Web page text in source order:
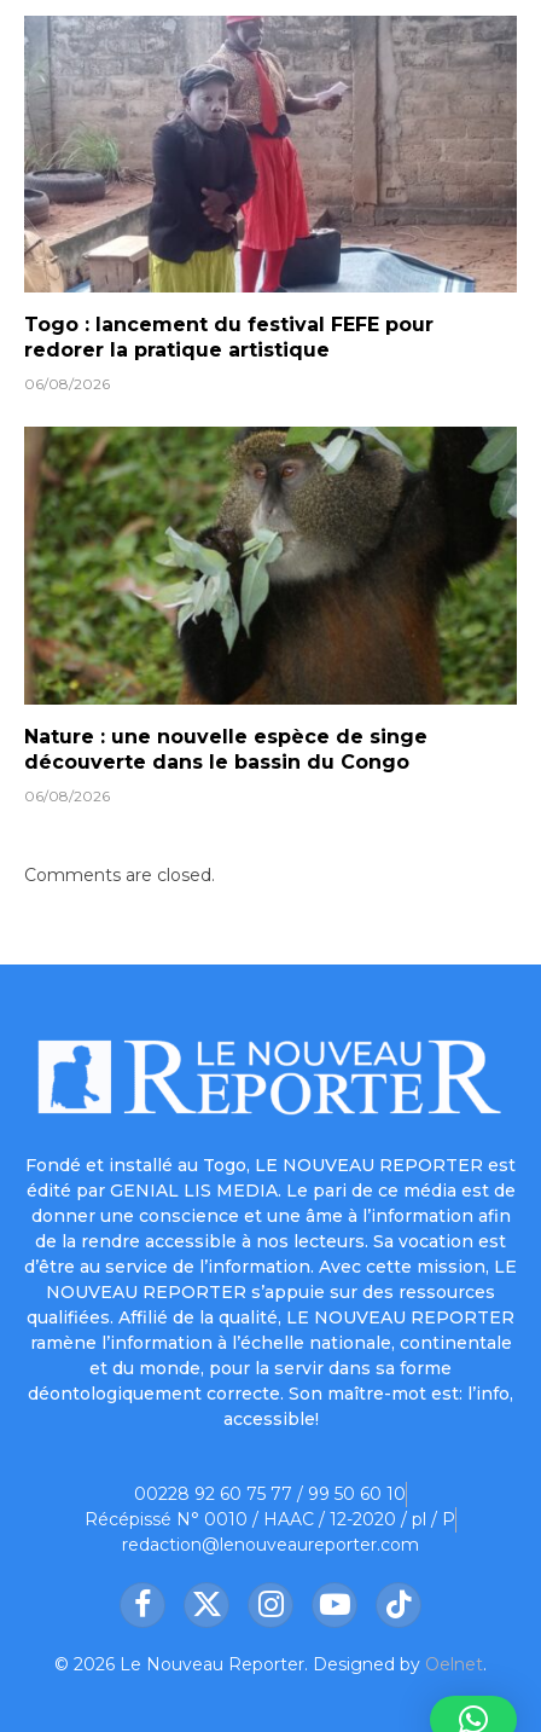
Togo : lancement du festival FEFE pour
redorer la pratique artistique
06/08/2026
Nature : une nouvelle espèce de singe
découverte dans le bassin du Congo
06/08/2026
Comments are closed.
Fondé et installé au Togo, LE NOUVEAU REPORTER est
édité par GENIAL LIS MEDIA. Le pari de ce média est de
donner une conscience et une âme à l’information afin
de la rendre accessible à nos lecteurs. Sa vocation est
d’être au service de l’information. Avec cette mission, LE
NOUVEAU REPORTER s’appuie sur des ressources
qualifiées. Affilié de la qualité, LE NOUVEAU REPORTER
ramène l’information à l’échelle nationale, continentale
et du monde, pour la servir dans sa forme
déontologiquement correcte. Son maître-mot est: l’info,
accessible!
00228 92 60 75 77 / 99 50 60 10
Récépissé N° 0010 / HAAC / 12-2020 / pl / P
redaction@lenouveaureporter.com
Facebook
X
InstagramYouTubeTikTok
© 2026 Le Nouveau Reporter. Designed by Oelnet.